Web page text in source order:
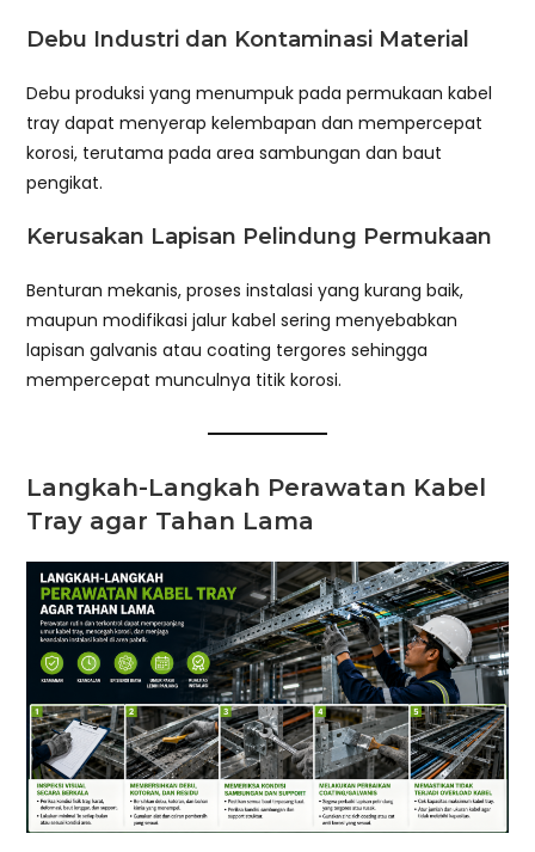
Debu Industri dan Kontaminasi Material
Debu produksi yang menumpuk pada permukaan kabel
tray dapat menyerap kelembapan dan mempercepat
korosi, terutama pada area sambungan dan baut
pengikat.
Kerusakan Lapisan Pelindung Permukaan
Benturan mekanis, proses instalasi yang kurang baik,
maupun modifikasi jalur kabel sering menyebabkan
lapisan galvanis atau coating tergores sehingga
mempercepat munculnya titik korosi.
Langkah-Langkah Perawatan Kabel
Tray agar Tahan Lama